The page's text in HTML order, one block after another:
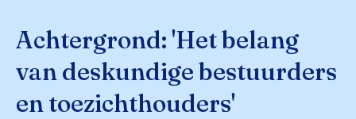
Achtergrond: 'Het belang
van deskundige bestuurders
en toezichthouders'